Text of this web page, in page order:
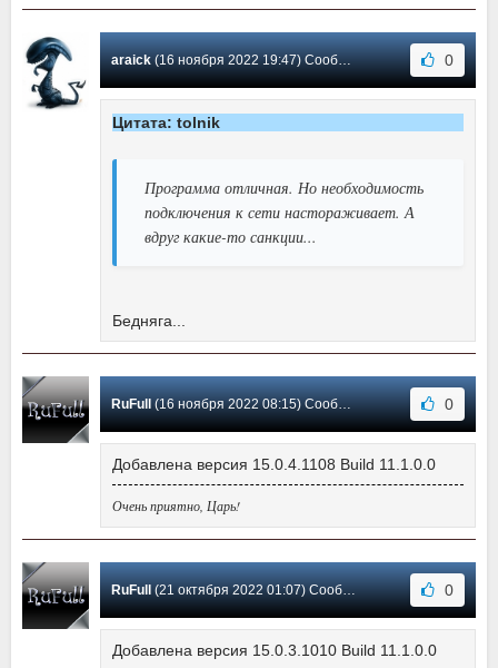
araick(16 ноября 2022 19:47) Сообщение #104 0
Цитата: tolnik
Программа отличная. Но необходимость
подключения к сети настораживает. А
вдруг какие-то санкции...
Бедняга...
RuFull (16 ноября 2022 08:15) Сообщение #103 0
Добавлена версия 15.0.4.1108 Build 11.1.0.0
Очень приятно, Царь!
RuFull (21 октября 2022 01:07) Сообщение #102 0
Добавлена версия 15.0.3.1010 Build 11.1.0.0